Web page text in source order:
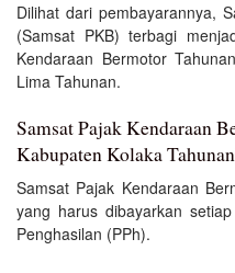
Dilihat dari pembayarannya,
(Samsat PKB) terbagi
Kendaraan Bermotor
Lima Tahunan.
Samsat Pajak Kendaraan
Kabupaten Kolaka
Samsat Pajak Kendaraan
yang harus dibayarkan
Penghasilan (PPh).